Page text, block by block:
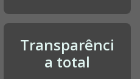
Transparênci
a total